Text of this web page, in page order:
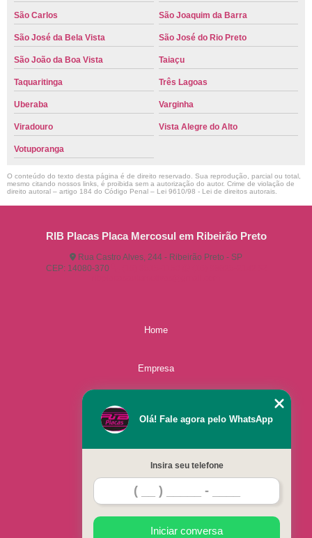
São Carlos São Joaquim da Barra
São José da Bela Vista São José do Rio Preto
São João da Boa Vista Taiaçu
Taquaritinga Três Lagoas
Uberaba Varginha
Viradouro Vista Alegre do Alto
Votuporanga
O conteúdo do texto desta página é de direito reservado. Sua reprodução, parcial ou total,
mesmo citando nossos links, é proibida sem a autorização do autor. Crime de violação de
direito autoral – artigo 184 do Código Penal – Lei 9610/98 - Lei de direitos autorais
RIB Placas Placa Mercosul em Ribeirão Preto
Rua Castro Alves, 244 - Ribeirão Preto - SP
CEP: 14080-370
Home
Empresa
Contato
Olá! Fale agora pelo WhatsApp
Insira seu telefone
Iniciar conversa